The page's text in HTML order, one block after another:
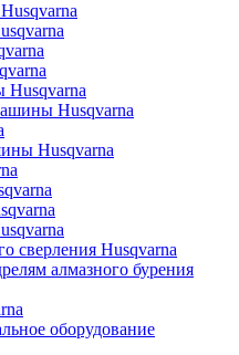
Husqvarna
Husqvarna
Husqvarna
сверления Husqvarna
алмазного бурения
оборудование